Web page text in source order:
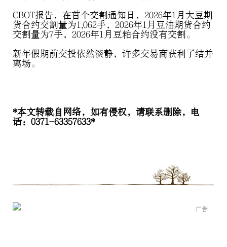
CBOT报告，在首个交割通知日，2026年1月大豆期
货合约交割量为1,062手，2026年1月豆油期货合约
交割量为7手，2026年1月豆粕合约没有交割。
新年假期前交投依然淡静，许多交易商获利了结并
离场。
*本文转载自网络，如有侵权，请联系删除，电
话：0371-63357633*
广告